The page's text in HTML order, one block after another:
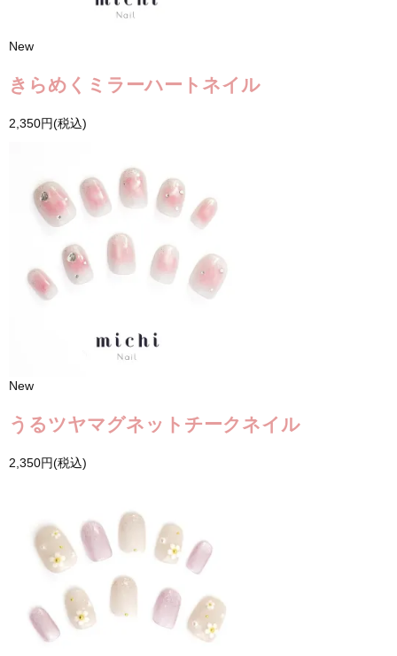
New
きらめくミラーハートネイル
2,350円(税込)
New
うるツヤマグネットチークネイル
2,350円(税込)